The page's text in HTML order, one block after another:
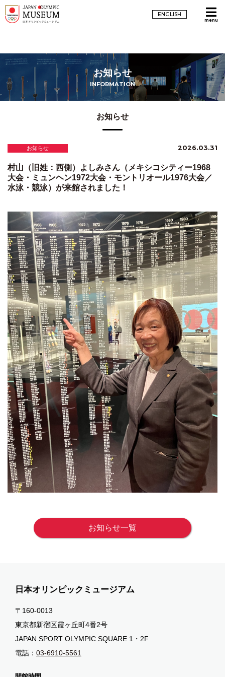
ENGLISH
menu
お知らせ
INFORMATION
お知らせ
お知らせ 2026.03.31
村山（旧姓：西側）よしみさん（メキシコシティー1968
大会・ミュンヘン1972大会・モントリオール1976大会／
水泳・競泳）が来館されました！
お知らせ一覧
日本オリンピックミュージアム
〒160-0013
東京都新宿区霞ヶ丘町4番2号
JAPAN SPORT OLYMPIC SQUARE 1・2F
電話： 03-6910-5561